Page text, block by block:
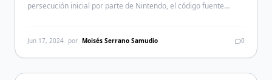
persecución inicial por parte de Nintendo, el código fuente
Jun 17, 2024 por Moisés Serrano Samudio 0